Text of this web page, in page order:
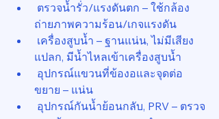
ตรวจน้ำรั่ว/แรงดันตก – ใช้กล้อง
ถ่ายภาพความร้อน/เกจแรงดัน
เครื่องสูบน้ำ – ฐานแน่น, ไม่มีเสียง
แปลก, มีน้ำไหลเข้าเครื่องสูบน้ำ
อุปกรณ์แขวนที่ข้องอและจุดต่อ
ขยาย – แน่น
อุปกรณ์กันน้ำย้อนกลับ, PRV – ตรวจ